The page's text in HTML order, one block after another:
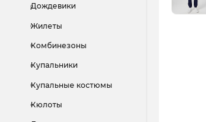
Дождевики
Жилеты
Комбинезоны
Купальники
Купальные костюмы
Кюлоты